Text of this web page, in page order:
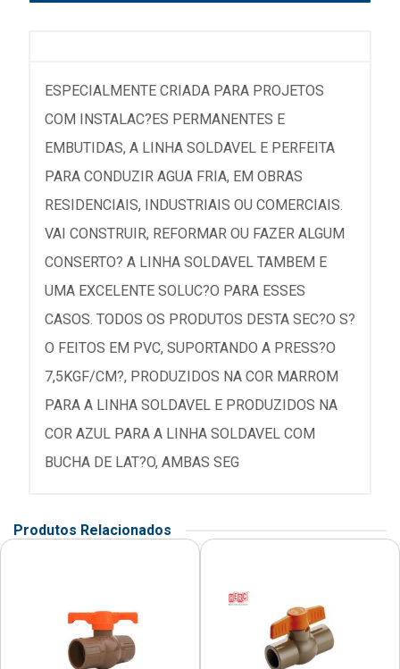
ESPECIALMENTE CRIADA PARA PROJETOS
COM INSTALAC?ES PERMANENTES E
EMBUTIDAS, A LINHA SOLDAVEL E PERFEITA
PARA CONDUZIR AGUA FRIA, EM OBRAS
RESIDENCIAIS, INDUSTRIAIS OU COMERCIAIS.
VAI CONSTRUIR, REFORMAR OU FAZER ALGUM
CONSERTO? A LINHA SOLDAVEL TAMBEM E
UMA EXCELENTE SOLUC?O PARA ESSES
CASOS. TODOS OS PRODUTOS DESTA SEC?O S?
O FEITOS EM PVC, SUPORTANDO A PRESS?O
7,5KGF/CM?, PRODUZIDOS NA COR MARROM
PARA A LINHA SOLDAVEL E PRODUZIDOS NA
COR AZUL PARA A LINHA SOLDAVEL COM
BUCHA DE LAT?O, AMBAS SEG
Produtos Relacionados